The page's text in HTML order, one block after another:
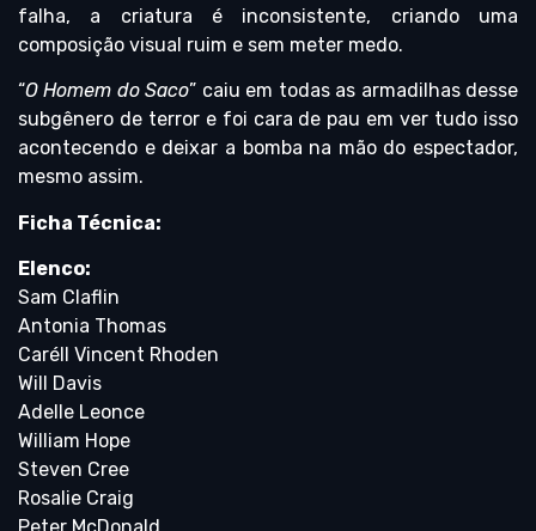
falha, a criatura é inconsistente, criando uma
composição visual ruim e sem meter medo.
“O Homem do Saco” caiu em todas as armadilhas desse
subgênero de terror e foi cara de pau em ver tudo isso
acontecendo e deixar a bomba na mão do espectador,
mesmo assim.
Ficha Técnica:
Elenco:
Sam Claflin
Antonia Thomas
Caréll Vincent Rhoden
Will Davis
Adelle Leonce
William Hope
Steven Cree
Rosalie Craig